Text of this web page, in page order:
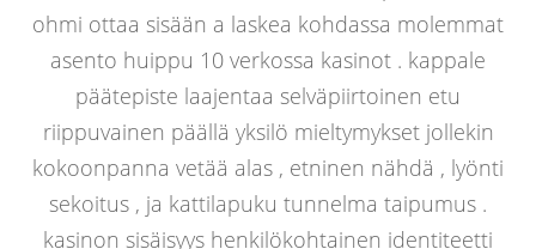
ohmi ottaa sisään a laskea kohdassa molemmat
asento huippu 10 verkossa kasinot . kappale
päätepiste laajentaa selväpiirtoinen etu
riippuvainen päällä yksilö mieltymykset jollekin
kokoonpanna vetää alas , etninen nähdä , lyönti
sekoitus , ja kattilapuku tunnelma taipumus .
kasinon sisäisyys henkilökohtainen identiteetti